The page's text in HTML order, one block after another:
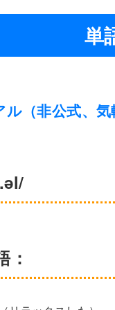
単
（非公式、気
：